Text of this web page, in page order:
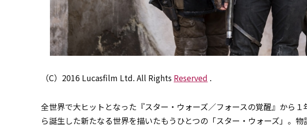
（C）2016 Lucasfilm Ltd. All Rights Reserved .
全世界で大ヒットとなった『スター・ウォーズ／フォースの覚醒』から
ら誕生した新たなる世界を描いたもうひとつの「スター・ウォーズ」。